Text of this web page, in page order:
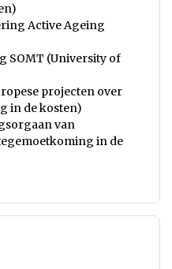
Active Ageing
SOMT (University of
projecten over
in de kosten)
van
in de